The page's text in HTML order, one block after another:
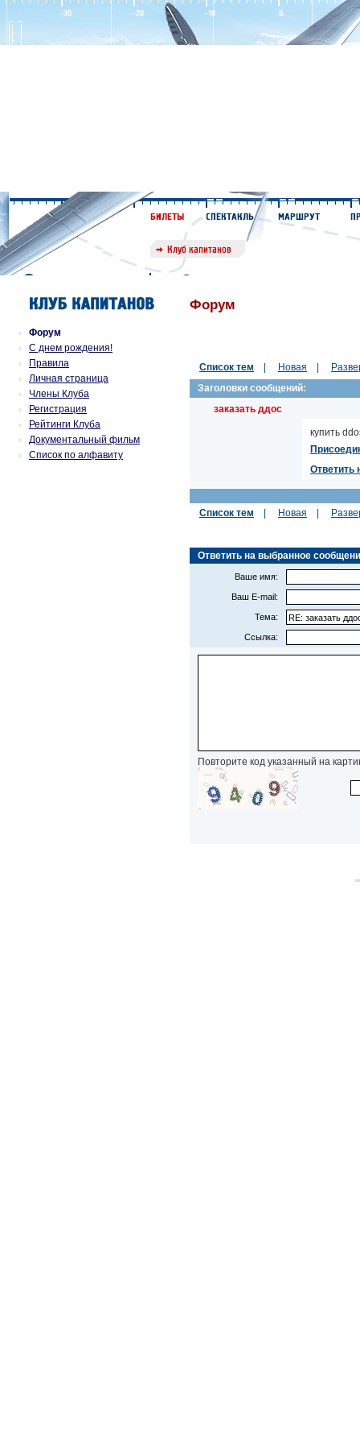
Форум
С днем рождения!
Правила
Личная страница
Члены Клуба
Регистрация
Рейтинги Клуба
Документальный фильм
Список по алфавиту
Форум
Список тем Новая
Заголовки сообщений:
заказать ддос
купить
Ответить
Список тем Новая
Ответить на выбранное
Ваше имя:
Ваш E-mail:
Тема:
Ссылка:
Повторите код указанный на